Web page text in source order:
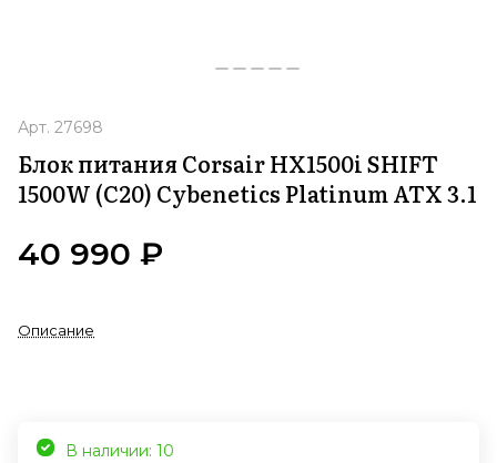
Арт. 27698
Блок питания Corsair HX1500i SHIFT
1500W (C20) Cybenetics Platinum ATX 3.1
40 990 ₽
Описание
В наличии: 10